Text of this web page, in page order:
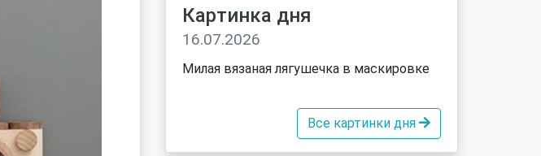
Картинка дня
16.07.2026
Милая вязаная лягушечка в маскировке
Все картинки дня